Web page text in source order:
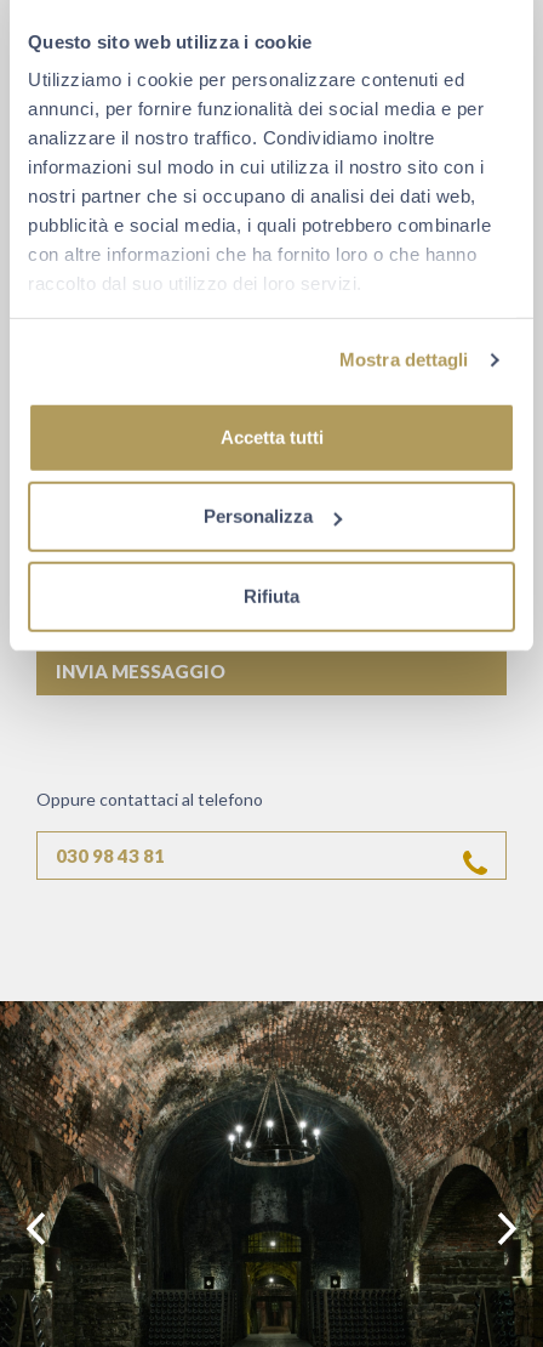
Questo sito web utilizza i cookie
Utilizziamo i cookie per personalizzare contenuti ed
annunci, per fornire funzionalità dei social media e per
analizzare il nostro traffico. Condividiamo inoltre
informazioni sul modo in cui utilizza il nostro sito con i
nostri partner che si occupano di analisi dei dati web,
pubblicità e social media, i quali potrebbero combinarle
con altre informazioni che ha fornito loro o che hanno
raccolto dal suo utilizzo dei loro servizi.
Mostra dettagli
Accetta tutti
Personalizza
Rifiuta
Ai sensi del Regolamento (UE) 2016/679 (GDPR), dichiaro
di aver letto e compreso l’ Informativa Privacy
inviti ad eventi e comunicazioni promozionali dal mondo
Acconsento
Non acconsento
offerte personalizzate in base ai miei interessi, alle mie
Non acconsento
Oppure contattaci al telefono
030 98 43 81